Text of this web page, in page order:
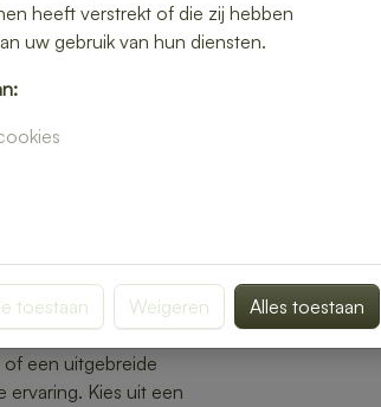
je lunch bezorgen
Of je nu op
een
gezonde salades en
wordt geleverd,
een uitgebreide
ervaring. Kies uit een
heeft verstrekt of die zij hebben
uw gebruik van hun diensten.
toestaan Weigeren Alles toestaan